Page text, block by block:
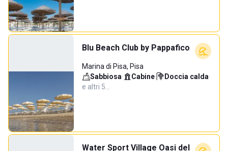
Blu Beach Club by Pappafico
Marina di Pisa, Pisa
Sabbiosa· Cabine· Doccia calda·
e altri 5…
Water Sport Village Oasi del